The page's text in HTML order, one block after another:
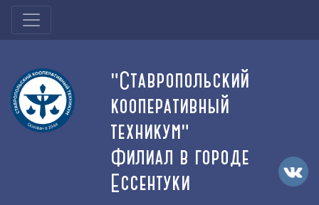
"Ставропольский
кооперативный
техникум"
Филиал в городе
Ессентуки